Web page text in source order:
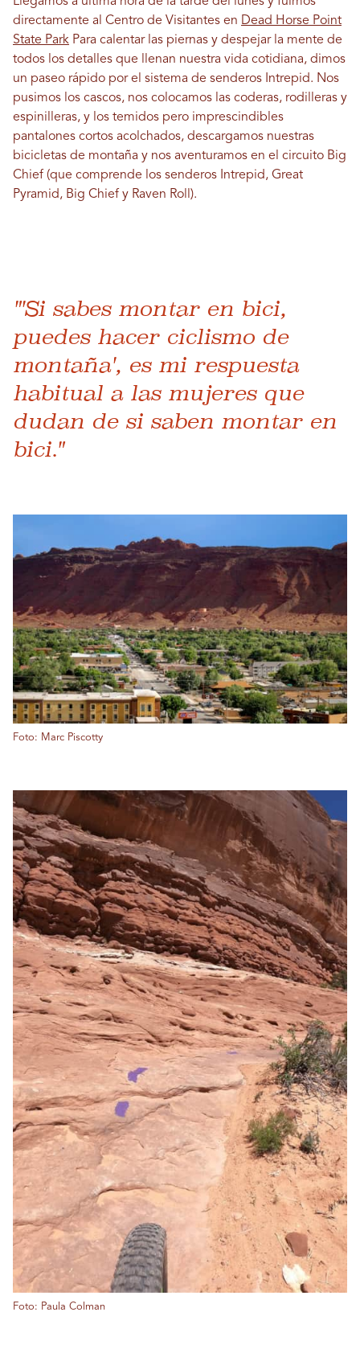
directamente al Centro de Visitantes en Dead Horse Point
State Park Para calentar las piernas y despejar la mente de
todos los detalles que llenan nuestra vida cotidiana, dimos
un paseo rápido por el sistema de senderos Intrepid. Nos
pusimos los cascos, nos colocamos las coderas, rodilleras y
espinilleras, y los temidos pero imprescindibles
pantalones cortos acolchados, descargamos nuestras
bicicletas de montaña y nos aventuramos en el circuito Big
Chief (que comprende los senderos Intrepid, Great
Pyramid, Big Chief y Raven Roll).
"'Si sabes montar en bici,
puedes hacer ciclismo de
montaña', es mi respuesta
habitual a las mujeres que
dudan de si saben montar en
bici."
Foto: Marc Piscotty
Foto: Paula Colman